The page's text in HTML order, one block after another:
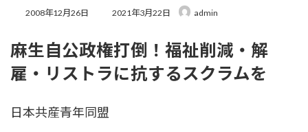
2008年12月26日
最
新
日
時
2021年3月22日 admin
麻生自公政権打倒！福祉削減・解
雇・リストラに抗するスクラムを
日本共産青年同盟